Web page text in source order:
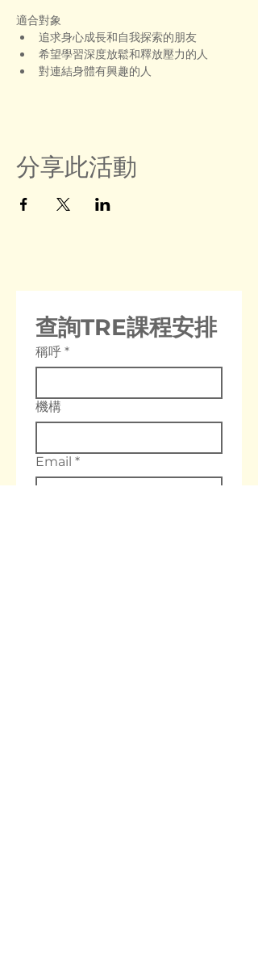
適合對象
追求身心成長和自我探索的朋友
希望學習深度放鬆和釋放壓力的人
對連結身體有興趣的人
分享此活動
查詢TRE課程安排
稱呼 *
機構
Email *